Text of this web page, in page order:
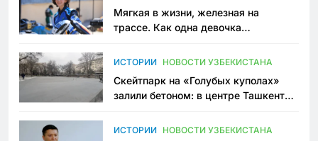
Мягкая в жизни, железная на
трассе. Как одна девочка
Узбекистане
ИСТОРИИ НОВОСТИ УЗБЕКИСТАНА
Скейтпарк на «Голубых куполах»
залили бетоном: в центре Ташкента
пространство
ИСТОРИИ НОВОСТИ УЗБЕКИСТАНА